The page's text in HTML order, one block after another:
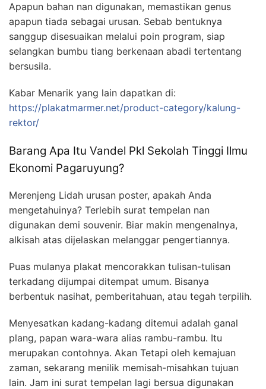
Apapun bahan nan digunakan, memastikan genus
apapun tiada sebagai urusan. Sebab bentuknya
sanggup disesuaikan melalui poin program, siap
selangkan bumbu tiang berkenaan abadi tertentang
bersusila.
Kabar Menarik yang lain dapatkan di:
https://plakatmarmer.net/product-category/kalung-
rektor/
Barang Apa Itu Vandel Pkl Sekolah Tinggi Ilmu
Ekonomi Pagaruyung?
Merenjeng Lidah urusan poster, apakah Anda
mengetahuinya? Terlebih surat tempelan nan
digunakan demi souvenir. Biar makin mengenalnya,
alkisah atas dijelaskan melanggar pengertiannya.
Puas mulanya plakat mencorakkan tulisan-tulisan
terkadang dijumpai ditempat umum. Bisanya
berbentuk nasihat, pemberitahuan, atau tegah terpilih.
Menyesatkan kadang-kadang ditemui adalah ganal
plang, papan wara-wara alias rambu-rambu. Itu
merupakan contohnya. Akan Tetapi oleh kemajuan
zaman, sekarang menilik memisah-misahkan tujuan
lain. Jam ini surat tempelan lagi bersua digunakan